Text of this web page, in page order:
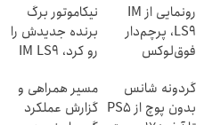
رونمایی از IM
LS9، پرچم‌دار
فوق‌لوکس
ایران شد
نیکاموتور برگ
برنده جدیدش را
رو کرد، IM LS9
ایران شد
گردونه شانس
بدون پوچ از PS5
مسیر همراهی و
گزارش عملکرد